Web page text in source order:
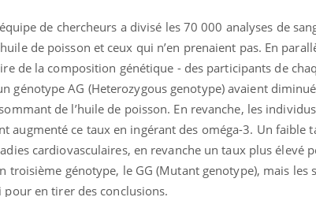
de chercheurs a divisé les 70 000 analyses de
de poisson et ceux qui n’en prenaient pas. En
de la composition génétique - des participants de
génotype AG (Heterozygous genotype) avaient
de l’huile de poisson. En revanche, les
augmenté ce taux en ingérant des oméga-3. Un faible
cardiovasculaires, en revanche un taux plus élevé
troisième génotype, le GG (Mutant genotype), mais les
pour en tirer des conclusions.